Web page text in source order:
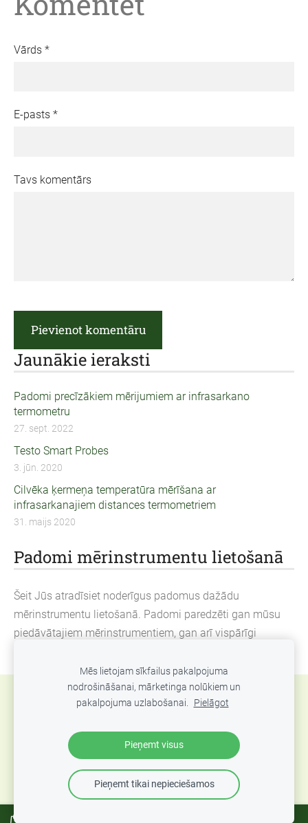
Jaunākie ieraksti
Padomi precīzākiem mērijumiem ar infrasarkano
termometru
27. sept. 2022
Testo Smart Probes
3. jūn. 2020
Cilvēka ķermeņa temperatūra mērīšana ar
infrasarkanajiem distances termometriem
31. maijs 2020
Padomi mērinstrumentu lietošanā
Šeit Jūs atradīsiet noderīgus padomus dažādu
mērinstrumentu lietošanā. Padomi paredzēti gan mūsu
piedāvātajiem mērinstrumentiem, gan arī vispārīgi
Vārds *
E-pasts *
Tavs komentārs
Sīkdatnes
SIA Abero, Mūkusalas 33, Rīga, Latvija. Tel.: +371
67801078, epasts:info@abero.lv
Mēs lietojam sīkfailus pakalpojuma
nodrošināšanai, mārketinga nolūkiem un
pakalpojuma uzlabošanai. Pielāgot
Pieņemt visus
Pieņemt tikai nepieciešamos